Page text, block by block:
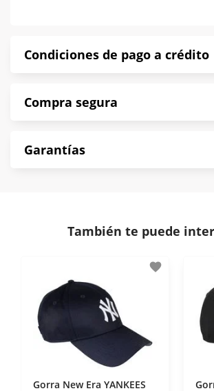
Condiciones de pago a crédito
puntualmente. Al finalizar tu compra
*Sujeto a aprobación de crédito
norma de Muebles América.
Compra segura
compra es segura de principio a fin.
- Certificados de seguridad SSL y
disposiciones legales y Códigos de
Asociación Mexicana de Internet
- Nos encontramos en la lista de
la Asociación de Internet.MX.
Garantías
También te puede
favorite
Gorra New Era YANKEES